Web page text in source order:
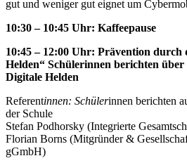
gut und weniger gut eignet um
10:30 – 10:45 Uhr: Kaffeepause
10:45 – 12:00 Uhr: Prävention durch
Helden“ Schülerinnen berichten
Digitale Helden
Referentinnen: Schülerinnen berichten
der Schule
Stefan Podhorsky (Integrierte
Florian Borns (Mitgründer &
gGmbH)